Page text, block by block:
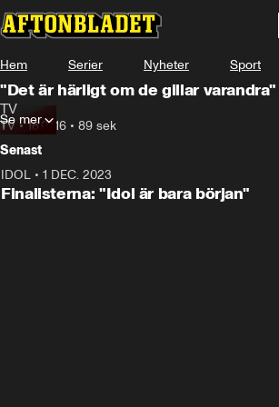
Hem Serier Nyheter Sport
"Det är härligt om de gillar varandra"
TV
TV •18.07.16 • 89 sek
Se mer
Senast
IDOL • 1 DEC. 2023
Finalisterna: "Idol är bara början"